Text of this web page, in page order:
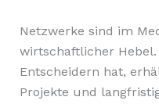
Netzwerke sind im
wirtschaftlicher Hebel.
Entscheidern hat,
Projekte und